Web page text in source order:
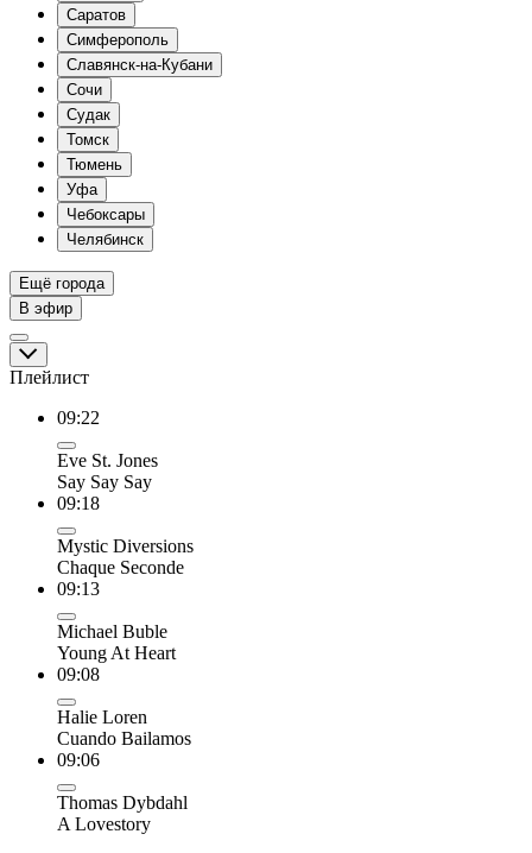
Саратов
Симферополь
Славянск-на-Кубани
Сочи
Судак
Томск
Тюмень
Уфа
Чебоксары
Челябинск
Ещё города
В эфир
Плейлист
09:22
Eve St. Jones
Say Say Say
09:18
Mystic Diversions
Chaque Seconde
09:13
Michael Buble
Young At Heart
09:08
Halie Loren
Cuando Bailamos
09:06
Thomas Dybdahl
A Lovestory